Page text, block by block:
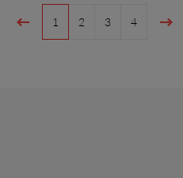
1 2 3 4